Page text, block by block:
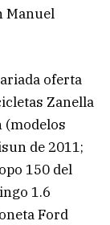
Manuel
oferta
Zanella
(modelos
de 2011;
150 del
1.6
Ford